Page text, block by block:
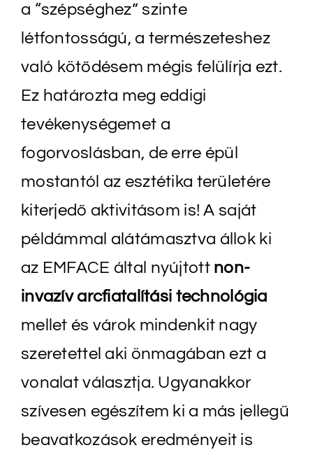
a “szépséghez” szinte
létfontosságú, a természeteshez
való kötődésem mégis felülírja ezt.
Ez határozta meg eddigi
tevékenységemet a
fogorvoslásban, de erre épül
mostantól az esztétika területére
kiterjedő aktivitásom is! A saját
példámmal alátámasztva állok ki
az EMFACE által nyújtottnon-
invazív arcfiatalítási technológia
mellet és várok mindenkit nagy
szeretettel aki önmagában ezt a
vonalat választja. Ugyanakkor
szívesen egészítem ki a más jellegű
beavatkozások eredményeit is